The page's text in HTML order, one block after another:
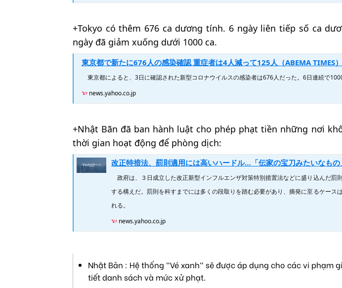
+Tokyo có thêm 676 ca dương tính. 6 ngày liên tiếp số ca
ngày đã giảm xuống dưới 1000 ca.
東京都で新たに676人の感染確認 重症者は4人減って125人（ABEMA TIMES） -
東京都によると、3日に確認された新型コロナウイルスの感染者は676人だった。6日連続で
news.yahoo.co.jp
+Nhật Bãn đã ban hành luật cho phép phạt tiền những nơi
thời gian hoạt động để phòng dịch:
改正特措法、罰則適用には高いハードル…「伝家の宝刀みたいなもの」（読売新聞オンライン
政府は、３日成立した改正新型インフルエンザ対策特別措置法などに盛り込んだ罰
する構えだ。罰則を科すまでには多くの段取りを踏む必要があり、摘発に至るケース
れる。
news.yahoo.co.jp
Nhật Bản : Hệ thống "Vé xanh" sẽ được áp dụng cho các vi phạm
tiết danh sách và mức xử phạt.